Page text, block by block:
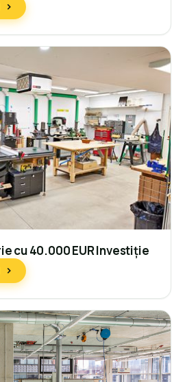
Start-up Tâmplărie cu 40.000 EUR Investiție